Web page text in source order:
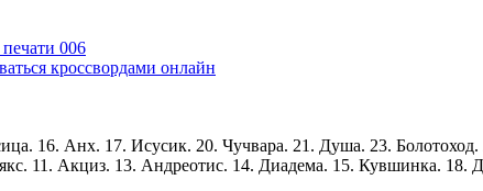
006
кроссвордами онлайн
16. Анх. 17. Исусик. 20. Чучвара. 21. Душа. 23.
11. Акциз. 13. Андреотис. 14. Диадема. 15. Кувшинка. 18.